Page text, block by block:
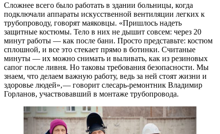
Сложнее всего было работать в здании больницы, когда
подключали аппараты искусственной вентиляции легких к
трубопроводу, говорят маяковцы. «Пришлось надеть
защитные костюмы. Тело в них не дышит совсем: через 20
минут работы — ​как после бани. Просто представьте: костюм
сплошной, и все это стекает прямо в ботинки. Считаные
минуты — ​их можно снимать и выливать, как из резиновых
сапог после ливня. Но таковы требования безопасности. Мы
знаем, что делаем важную работу, ведь за ней стоят жизни и
здоровье людей», — ​говорит слесарь-ремонтник Владимир
Горланов, участвовавший в монтаже трубопровода.